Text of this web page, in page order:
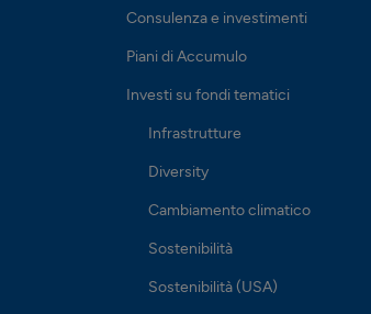
Consulenza e investimenti
Piani di Accumulo
Investi su fondi tematici
Infrastrutture
Diversity
Cambiamento climatico
Sostenibilità
Sostenibilità (USA)